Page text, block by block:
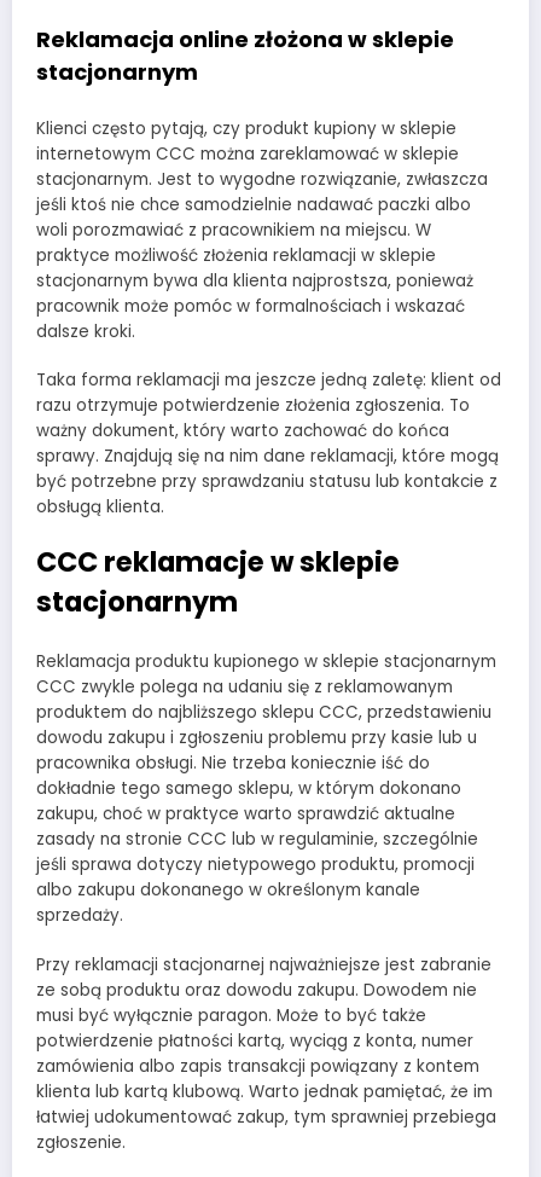
Reklamacja online złożona w sklepie
stacjonarnym
Klienci często pytają, czy produkt kupiony w sklepie
internetowym CCC można zareklamować w sklepie
stacjonarnym. Jest to wygodne rozwiązanie, zwłaszcza
jeśli ktoś nie chce samodzielnie nadawać paczki albo
woli porozmawiać z pracownikiem na miejscu. W
praktyce możliwość złożenia reklamacji w sklepie
stacjonarnym bywa dla klienta najprostsza, ponieważ
pracownik może pomóc w formalnościach i wskazać
dalsze kroki.
Taka forma reklamacji ma jeszcze jedną zaletę: klient od
razu otrzymuje potwierdzenie złożenia zgłoszenia. To
ważny dokument, który warto zachować do końca
sprawy. Znajdują się na nim dane reklamacji, które mogą
być potrzebne przy sprawdzaniu statusu lub kontakcie z
obsługą klienta.
CCC reklamacje w sklepie
stacjonarnym
Reklamacja produktu kupionego w sklepie stacjonarnym
CCC zwykle polega na udaniu się z reklamowanym
produktem do najbliższego sklepu CCC, przedstawieniu
dowodu zakupu i zgłoszeniu problemu przy kasie lub u
pracownika obsługi. Nie trzeba koniecznie iść do
dokładnie tego samego sklepu, w którym dokonano
zakupu, choć w praktyce warto sprawdzić aktualne
zasady na stronie CCC lub w regulaminie, szczególnie
jeśli sprawa dotyczy nietypowego produktu, promocji
albo zakupu dokonanego w określonym kanale
sprzedaży.
Przy reklamacji stacjonarnej najważniejsze jest zabranie
ze sobą produktu oraz dowodu zakupu. Dowodem nie
musi być wyłącznie paragon. Może to być także
potwierdzenie płatności kartą, wyciąg z konta, numer
zamówienia albo zapis transakcji powiązany z kontem
klienta lub kartą klubową. Warto jednak pamiętać, że im
łatwiej udokumentować zakup, tym sprawniej przebiega
zgłoszenie.